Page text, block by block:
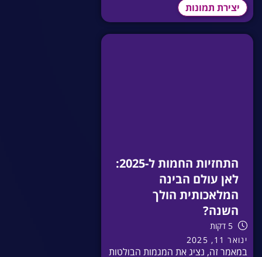
יצירת תמונות
התחזיות החמות ל-2025:
לאן עולם הבינה
המלאכותית הולך
השנה?
5 דקות
ינואר 11, 2025
במאמר זה, נציג את המגמות הבולטות